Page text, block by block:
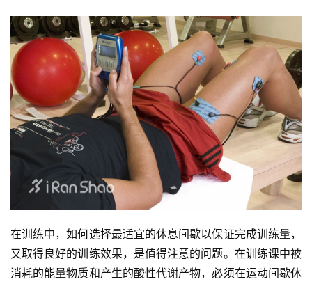
在训练中，如何选择最适宜的休息间歇以保证完成训练量，
又取得良好的训练效果，是值得注意的问题。在训练课中被
消耗的能量物质和产生的酸性代谢产物，必须在运动间歇休